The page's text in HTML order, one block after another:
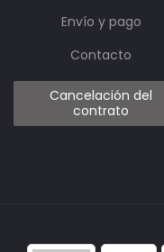
Envío y pago
Contacto
Cancelación del
contrato